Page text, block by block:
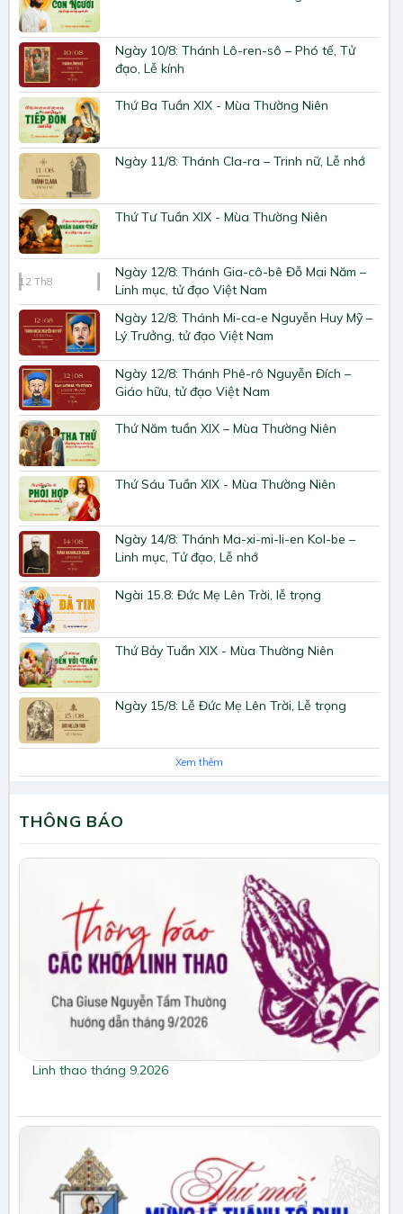
Ngày 10/8: Thánh Lô-ren-sô – Phó tế, Tử
đạo, Lễ kính
Thứ Ba Tuần XIX - Mùa Thường Niên
Ngày 11/8: Thánh Cla-ra – Trinh nữ, Lễ nhớ
Thứ Tư Tuần XIX - Mùa Thường Niên
12 Th8
Ngày 12/8: Thánh Gia-cô-bê Đỗ Mai Năm –
Linh mục, tử đạo Việt Nam
Ngày 12/8: Thánh Mi-ca-e Nguyễn Huy Mỹ –
Lý Trưởng, tử đạo Việt Nam
Ngày 12/8: Thánh Phê-rô Nguyễn Đích –
Giáo hữu, tử đạo Việt Nam
Thứ Năm tuần XIX – Mùa Thường Niên
Thứ Sáu Tuần XIX - Mùa Thường Niên
Ngày 14/8: Thánh Ma-xi-mi-li-en Kol-be –
Linh mục, Tử đạo, Lễ nhớ
Ngài 15.8: Đức Mẹ Lên Trời, lễ trọng
Thứ Bảy Tuần XIX - Mùa Thường Niên
Ngày 15/8: Lễ Đức Mẹ Lên Trời, Lễ trọng
Xem thêm
THÔNG BÁO
Linh thao tháng 9.2026